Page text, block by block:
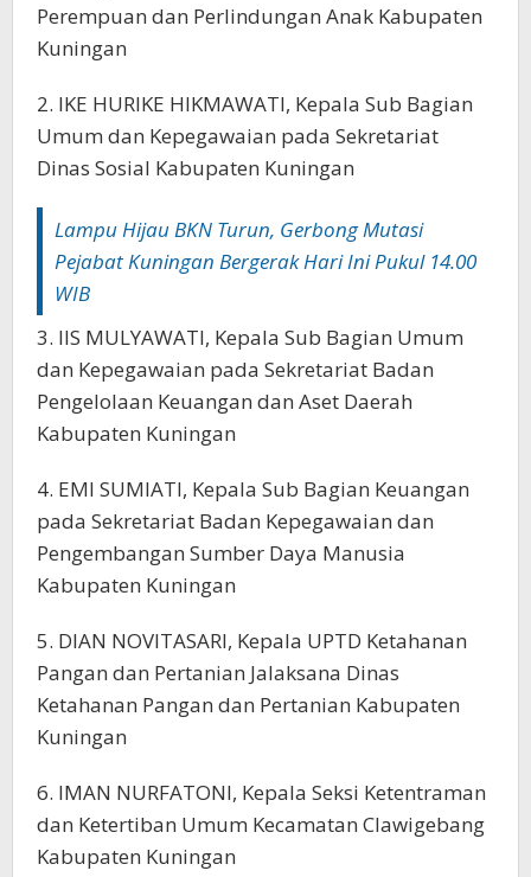
Perempuan dan Perlindungan Anak Kabupaten
Kuningan
‎2. IKE HURIKE HIKMAWATI, Kepala Sub Bagian
Umum dan Kepegawaian pada Sekretariat
Dinas Sosial Kabupaten Kuningan
Lampu Hijau BKN Turun, Gerbong Mutasi
Pejabat Kuningan Bergerak Hari Ini Pukul 14.00
WIB‎‎
‎3. IIS MULYAWATI, Kepala Sub Bagian Umum
dan Kepegawaian pada Sekretariat Badan
Pengelolaan Keuangan dan Aset Daerah
Kabupaten Kuningan
‎4. EMI SUMIATI, Kepala Sub Bagian Keuangan
pada Sekretariat Badan Kepegawaian dan
Pengembangan Sumber Daya Manusia
Kabupaten Kuningan‎
5. DIAN NOVITASARI, Kepala UPTD Ketahanan
Pangan dan Pertanian Jalaksana Dinas
Ketahanan Pangan dan Pertanian Kabupaten
Kuningan
6. IMAN NURFATONI, Kepala Seksi Ketentraman
dan Ketertiban Umum Kecamatan Clawigebang
Kabupaten Kuningan